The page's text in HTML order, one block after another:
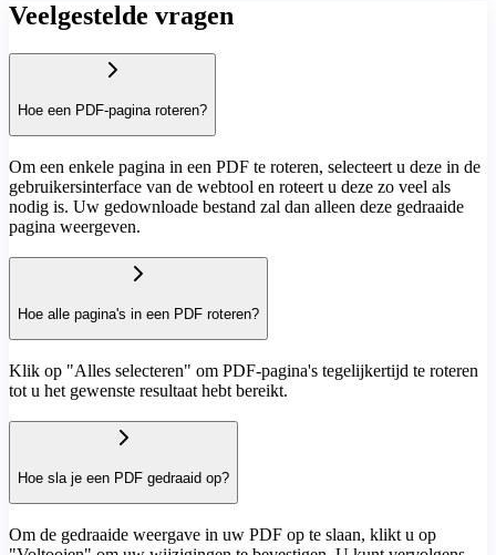
Veelgestelde vragen
Hoe een PDF-pagina roteren?
Om een enkele pagina in een PDF te roteren, selecteert u deze in de
gebruikersinterface van de webtool en roteert u deze zo veel als
nodig is. Uw gedownloade bestand zal dan alleen deze gedraaide
pagina weergeven.
Hoe alle pagina's in een PDF roteren?
Klik op "Alles selecteren" om PDF-pagina's tegelijkertijd te roteren
tot u het gewenste resultaat hebt bereikt.
Hoe sla je een PDF gedraaid op?
Om de gedraaide weergave in uw PDF op te slaan, klikt u op